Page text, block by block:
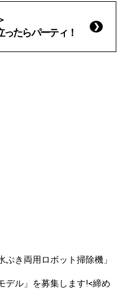
たらパーティ！
き両用ロボット掃除機」
デル」を募集します!<締め